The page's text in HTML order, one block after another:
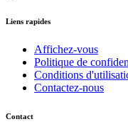
Liens rapides
Affichez-vous
Politique de
Conditions
Contactez-nous
Contact